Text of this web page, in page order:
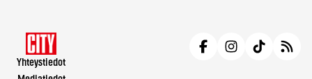
Yhteystiedot